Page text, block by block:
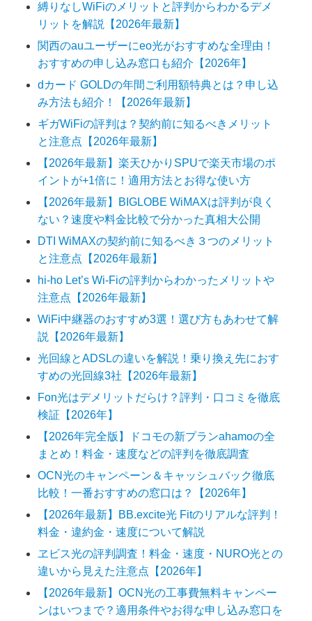
縛りなしWiFiのメリットと評判からわかるデメ
リットを解説【2026年最新】
関西のauユーザーにeo光がおすすめな全理由！
おすすめの申し込み窓口も紹介【2026年】
dカード GOLDの年間ご利用額特典とは？申し込
み方法も紹介！【2026年最新】
ギガWiFiの評判は？契約前に知るべきメリット
と注意点【2026年最新】
【2026年最新】楽天ひかりSPUで楽天市場のポ
イントが+1倍に！適用方法とお得な使い方
【2026年最新】BIGLOBE WiMAXは評判が良く
ない？速度や料金比較で分かった真相大公開
DTI WiMAXの契約前に知るべき３つのメリット
と注意点【2026年最新】
hi-ho Let’s Wi-Fiの評判からわかったメリットや
注意点【2026年最新】
WiFi中継器のおすすめ3選！選び方もあわせて解
説【2026年最新】
光回線とADSLの違いを解説！乗り換え先におす
すめの光回線3社【2026年最新】
Fon光はデメリットだらけ？評判・口コミを徹底
検証【2026年】
【2026年完全版】ドコモの新プランahamoの全
まとめ！料金・速度などの評判を徹底調査
OCN光のキャンペーン＆キャッシュバック徹底
比較！一番おすすめの窓口は？【2026年】
【2026年最新】BB.excite光 Fitのリアルな評判！
料金・違約金・速度について解説
ヱビス光の評判調査！料金・速度・NURO光との
違いから見えた注意点【2026年】
【2026年最新】OCN光の工事費無料キャンペー
ンはいつまで？適用条件やお得な申し込み窓口を